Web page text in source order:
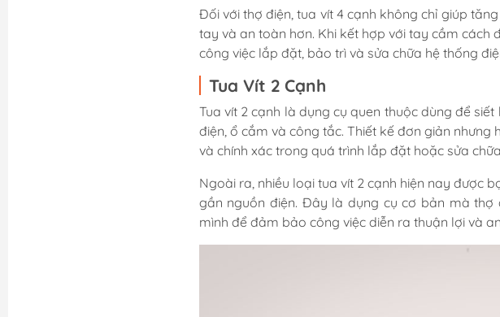
Đối với thợ điện, tua vít 4 cạnh không chỉ giúp
tay và an toàn hơn. Khi kết hợp với tay cầm cách
công việc lắp đặt, bảo trì và sửa chữa hệ thống
Tua Vít 2 Cạnh
Tua vít 2 cạnh là dụng cụ quen thuộc dùng để
điện, ổ cắm và công tắc. Thiết kế đơn giản
và chính xác trong quá trình lắp đặt hoặc sửa
Ngoài ra, nhiều loại tua vít 2 cạnh hiện nay được
gần nguồn điện. Đây là dụng cụ cơ bản mà
mình để đảm bảo công việc diễn ra thuận lợi và